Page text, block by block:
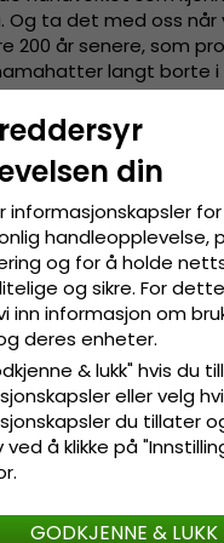
Og ta det med oss når
200 år senere, som
langt borte i
– eller til det
lengst øst.
– akkurat som i Gårda på
gå med moderne,
til en veldig god
som da folk fra
sammen i Gøteborg
:
krone.
brem.
av100 prosent
i Ecuador.
av
din
informasjonskapsler
handleopplevelse,
og for å holde
og sikre. For
inn informasjon om
deres enheter.
& lukk" hvis du
eller velg
du tillater
ved å klikke på
GODKJENNE & LUKK